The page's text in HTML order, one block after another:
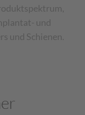
und
und Schienen.